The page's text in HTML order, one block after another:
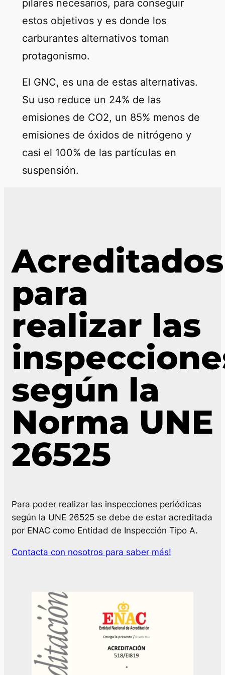
pilares necesarios, para conseguir
estos objetivos y es donde los
carburantes alternativos toman
protagonismo.
El GNC, es una de estas alternativas.
Su uso reduce un 24% de las
emisiones de CO2, un 85% menos de
emisiones de óxidos de nitrógeno y
casi el 100% de las partículas en
suspensión.
Acreditados
para
realizar las
según la
Norma UNE
26525
Para poder realizar las inspecciones periódicas
según la UNE 26525 se debe de estar acreditada
por ENAC como Entidad de Inspección Tipo A.
Contacta con nosotros para saber más!